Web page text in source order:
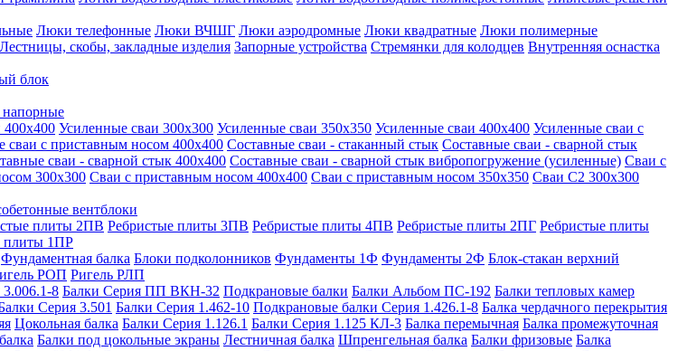
Люки телефонные Люки ВЧШГ Люки аэродромные Люки квадратные Люки полимерные
Лестницы, скобы, закладные изделия Запорные устройства Стремянки для колодцев Внутренняя оснастка
блок
напорные
Усиленные сваи 300х300 Усиленные сваи 350х350 Усиленные сваи 400х400 Усиленные сваи с
сваи с приставным носом 400х400 Составные сваи - стаканный стык Составные сваи - сварной стык
сваи - сварной стык 400х400 Составные сваи - сварной стык вибропогружение (усиленные) Сваи с
300х300 Сваи с приставным носом 400х400 Сваи с приставным носом 350х350 Сваи С2 300х300
вентблоки
плиты 2ПВ Ребристые плиты 3ПВ Ребристые плиты 4ПВ Ребристые плиты 2ПГ Ребристые плиты
плиты 1ПР
Фундаментная балка Блоки подколонников Фундаменты 1Ф Фундаменты 2Ф Блок-стакан верхний
РОП Ригель РЛП
8 Балки Серия ПП ВКН-32 Подкрановые балки Балки Альбом ПС-192 Балки тепловых камер
Серия 3.501 Балки Серия 1.462-10 Подкрановые балки Серия 1.426.1-8 Балка чердачного перекрытия
Цокольная балка Балки Серия 1.126.1 Балки Серия 1.125 КЛ-3 Балка перемычная Балка промежуточная
Балки под цокольные экраны Лестничная балка Шпренгельная балка Балки фризовые Балка